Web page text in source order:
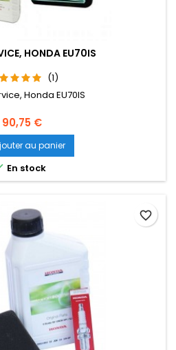
HONDA EU70IS
(1)
Honda EU70IS
Prix
90,75 €
au panier
En stock
favorite_border